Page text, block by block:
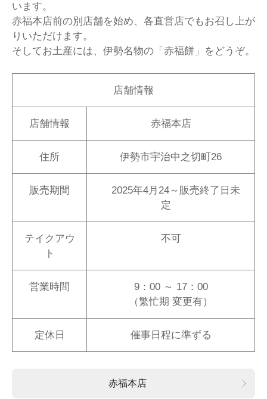
います。
赤福本店前の別店舗を始め、各直営店でもお召し上が
りいただけます。
そしてお土産には、伊勢名物の「赤福餅」をどうぞ。
店舗情報
店舗情報 赤福本店
住所 伊勢市宇治中之切町26
販売期間
2025年4月24～販売終了日未
定
テイクアウ
ト
不可
営業時間
9：00 ～ 17：00
（繁忙期 変更有）
定休日 催事日程に準ずる
赤福本店